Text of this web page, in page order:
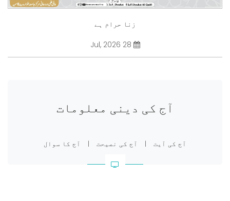
زنا حرام ہے
آج کی دینی معلومات
آج کی آیت | آج کی نصیحت | آج کا سوال